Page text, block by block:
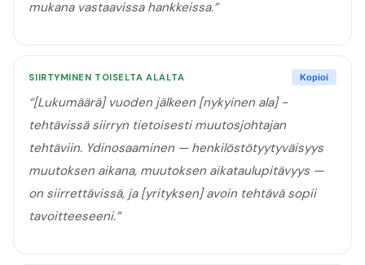
mukana vastaavissa hankkeissa.”
SIIRTYMINEN TOISELTA ALALTA Kopioi
“[Lukumäärä] vuoden jälkeen [nykyinen ala] -
tehtävissä siirryn tietoisesti muutosjohtajan
tehtäviin. Ydinosaaminen — henkilöstötyytyväisyys
muutoksen aikana, muutoksen aikataulupitävyys —
on siirrettävissä, ja [yrityksen] avoin tehtävä sopii
tavoitteeseeni.”